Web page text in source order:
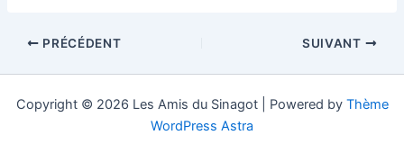
NavigationPRÉCÉDENT SUIVANT
Copyright © 2026 Les Amis du Sinagot | Powered by Thème
WordPress Astra